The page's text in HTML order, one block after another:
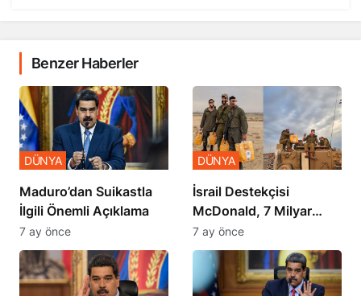
Benzer Haberler
​​​​​​​Maduro’dan Suikastla
İlgili Önemli Açıklama
DÜNYA
7 ay önce
İsrail Destekçisi
McDonald, 7 Milyar
Dolar Zararda
DÜNYA
7 ay önce